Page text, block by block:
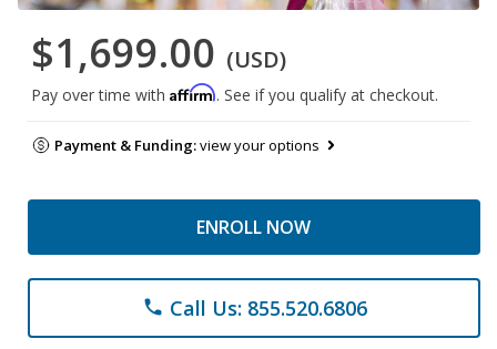
$1,699.00 (USD)
Pay over time with Affirm. See if you qualify at checkout.
Payment & Funding:view your options
ENROLL NOW
phone Call Us: 855.520.6806